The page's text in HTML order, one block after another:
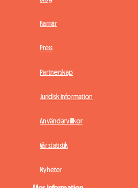
Karriär
Press
Partnerskap
Juridisk information
Användarvillkor
Vår statistik
Nyheter